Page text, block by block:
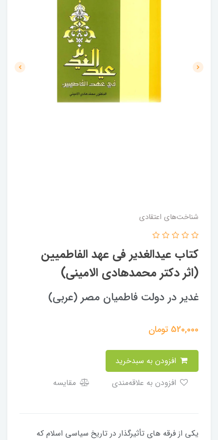
شناخت‌های اعتقادی
کتاب عیدالغدیر فی عهد الفاطمیین
(اثر دکتر محمدهادی الامینی)
غدیر در دولت فاطمیان مصر (عربی)
520,000 تومان
مقایسه
يكى از فرقه‏ هاى تأثيرگذار در تاريخ سياسى اسلام كه